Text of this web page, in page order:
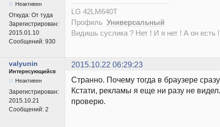
Неактивен
Откуда: От туда
Зарегистрирован:
2015.01.10
Сообщений: 930
LG 42LM640T
Профиль Универсальный
Видишь суслика ? Нет ! И я нет ! А он есть
valyunin 2015.10.22 06:29:23
Интересующийся
Неактивен
Зарегистрирован:
2015.10.21
Сообщений: 2
Странно. Почему тогда в браузере
Кстати, рекламы я еще ни разу не
проверю.